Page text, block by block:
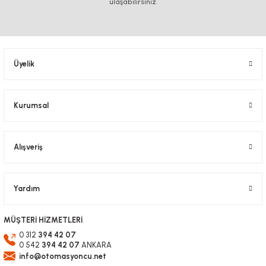
ulaşabilirsiniz.
Üyelik
Kurumsal
Alışveriş
Yardım
MÜŞTERİ HİZMETLERİ
0 312 394 42 07
0 542 394 42 07 ANKARA
info@otomasyoncu.net